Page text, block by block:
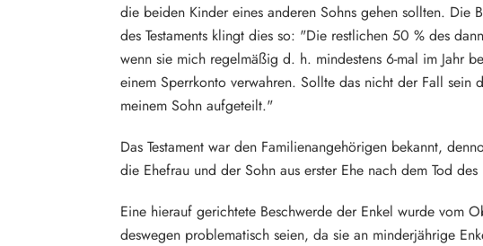
die beiden Kinder eines anderen Sohns gehen sollten. Die
des Testaments klingt dies so: "Die restlichen 50 % des
wenn sie mich regelmäßig d. h. mindestens 6-mal im Jahr
einem Sperrkonto verwahren. Sollte das nicht der Fall
meinem Sohn aufgeteilt."
Das Testament war den Familienangehörigen bekannt,
die Ehefrau und der Sohn aus erster Ehe nach dem Tod
Eine hierauf gerichtete Beschwerde der Enkel wurde vom
deswegen problematisch seien, da sie an minderjährige